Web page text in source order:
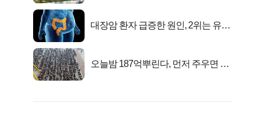
대장암 환자 급증한 원인, 2위는 유산
오늘밤 187억뿌린다, 먼저 주우면 최